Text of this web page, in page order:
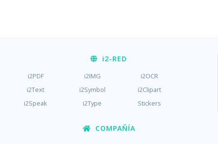
i2-RED
i2PDF i2IMG
i2OCR
i2Text
i2Symbol
i2Clipart
i2Speak
i2Type Stickers
COMPAÑÍA